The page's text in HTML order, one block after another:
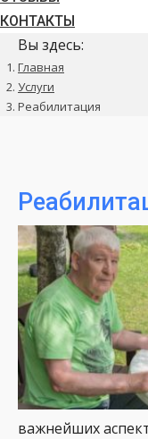
КОНТАКТЫ
Вы здесь:
Главная
Услуги
Реабилитация
важнейших